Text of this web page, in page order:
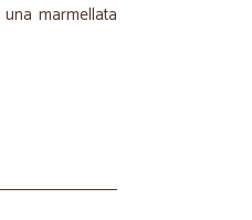
marmellata